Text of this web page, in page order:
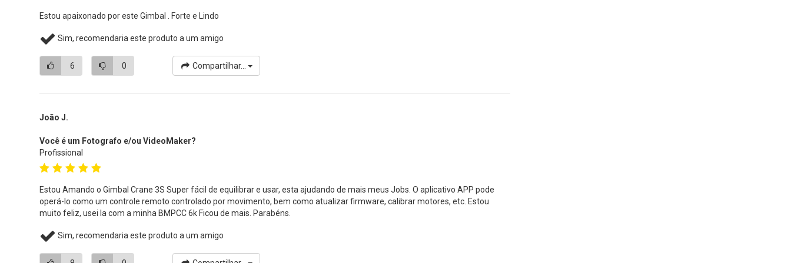
Estou apaixonado por este Gimbal . Forte e Lindo
Sim, recomendaria este produto a um amigo
6 0 Compartilhar...
João J.
Você é um Fotografo e/ou VideoMaker?
Profissional
Estou Amando o Gimbal Crane 3S Super fácil de equilibrar e usar, esta ajudando de mais meus Jobs. O aplicativo APP pode
operá-lo como um controle remoto controlado por movimento, bem como atualizar firmware, calibrar motores, etc. Estou
muito feliz, usei la com a minha BMPCC 6k Ficou de mais. Parabéns.
Sim, recomendaria este produto a um amigo